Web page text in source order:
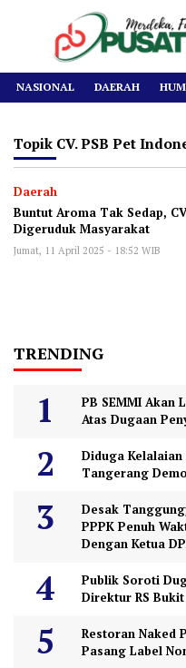
NASIONAL DAERAH
Topik CV. PSB Pet
Daerah
Buntut Aroma Tak Sedap,
Digeruduk Masyarakat
Jumat, 11 April 2025 - 18:52 WIB
TRENDING
PB SEMMI Akan
Atas Dugaan
Diduga Kelalaian
Tangerang
Desak
PPPK Penuh
Dengan Ketua
Publik Soroti
Direktur RS
Restoran Naked
Pasang Label